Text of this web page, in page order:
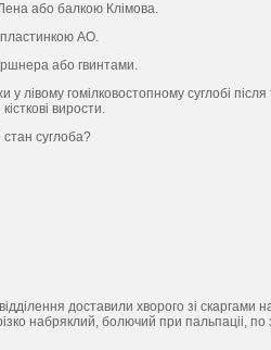
або балкою Клiмова.
АО.
або гвинтами.
у лiвому гомiлковостопному суглобi
вирости.
суглоба?
доставили хворого зi
набряклий, болючий при пальпацii,